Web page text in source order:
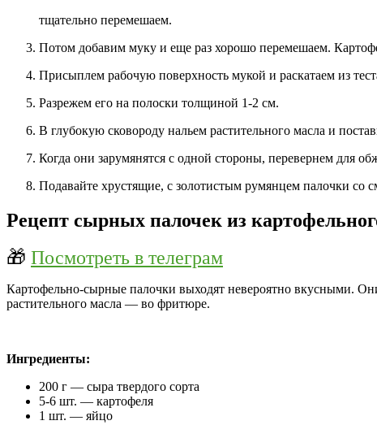
тщательно перемешаем.
Потом добавим муку и еще раз хорошо перемешаем.
Присыплем рабочую поверхность мукой и раскатаем из
Разрежем его на полоски толщиной 1-2 см.
В глубокую сковороду нальем растительного масла и
Когда они зарумянятся с одной стороны, перевернем для
Подавайте хрустящие, с золотистым румянцем палочки со
Рецепт сырных палочек из
🎁 Посмотреть в телеграм
Картофельно-сырные палочки выходят невероятно вкусными.
растительного масла — во фритюре.
Ингредиенты:
200 г — сыра твердого сорта
5-6 шт. — картофеля
1 шт. — яйцо